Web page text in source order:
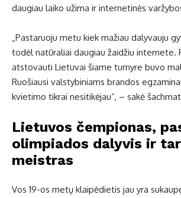
daugiau laiko užima ir internetinės
„Pastaruoju metu kiek mažiau dalyvauju
todėl natūraliai daugiau žaidžiu internete.
atstovauti Lietuvai šiame turnyre buvo
Ruošiausi valstybiniams brandos
kvietimo tikrai nesitikėjau“, – sakė
Lietuvos čempionas,
olimpiados dalyvis ir
meistras
Vos 19-os metų klaipėdietis jau yra